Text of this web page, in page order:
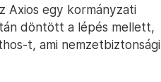
Axios egy kormányzati
döntött a lépés mellett,
t, ami nemzetbiztonsági